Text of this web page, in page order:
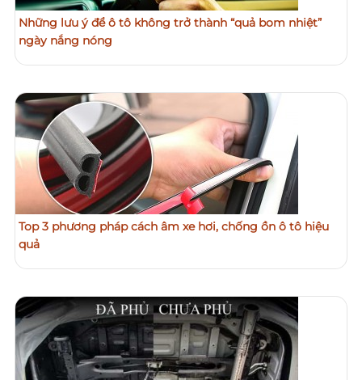
Những lưu ý để ô tô không trở thành “quả bom nhiệt”
ngày nắng nóng
Top 3 phương pháp cách âm xe hơi, chống ồn ô tô hiệu
quả